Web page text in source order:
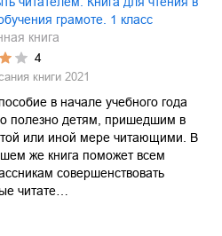
грамоте. 1 класс
книга
4
книги 2021
в начале учебного года
полезно детям, пришедшим в
или иной мере читающими. В
же книга поможет всем
совершенствовать
читате…